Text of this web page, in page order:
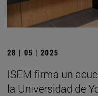
28 | 05 | 2025
ISEM firma un
la Universidad de